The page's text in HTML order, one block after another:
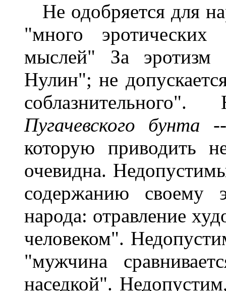
Не одобряется для
"много
мыслей" За эротизм
Нулин"; не
Пугачевского бунта
которую приводить
очевидна.
содержанию своему
народа: отравление
человеком".
"мужчина
наседкой".